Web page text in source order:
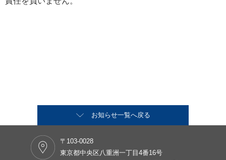
お知らせ一覧へ戻る
〒103-0028
東京都中央区八重洲一丁目4番16号